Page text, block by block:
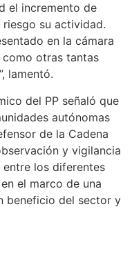
el incremento de
su actividad.
en la cámara
como otras tantas
lamentó.
del PP señaló que
autónomas
de la Cadena
y vigilancia
los diferentes
el marco de una
beneficio del sector y